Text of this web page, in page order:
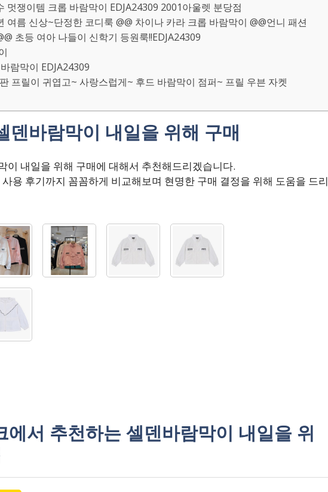
멋쟁이템 크롭 바람막이 EDJA24309 2001아울렛 분당점
여름 신상~단정한 코디룩 @@ 차이나 카라 크롭 바람막이 @@언니 패션
초등 여아 나들이 신학기 등원룩!!EDJA24309
람막이 EDJA24309
프릴이 귀엽고~ 사랑스럽게~ 후드 바람막이 점퍼~ 프릴 우븐 자켓
덴바람막이 내일을 위해 구매
이 내일을 위해 구매에 대해서 추천해드리겠습니다.
용 후기까지 꼼꼼하게 비교해보며 현명한 구매 결정을 위해 도움을 드리
에서 추천하는 셀덴바람막이 내일을 위